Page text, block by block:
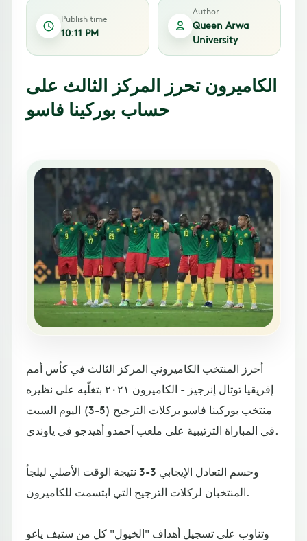
Publish time
10:11 PM
Author
Queen Arwa
University
الكاميرون تحرز المركز الثالث على
حساب بوركينا فاسو
أحرز المنتخب الكاميروني المركز الثالث في كأس أمم
إفريقيا توتال إنرجيز - الكاميرون ٢٠٢١ بتغلّبه على نظيره
منتخب بوركينا فاسو بركلات الترجيح (5-3) اليوم السبت
في المباراة الترتيبية على ملعب أحمدو أهيدجو في ياوندي.
وحسم التعادل الإيجابي 3-3 نتيجة الوقت الأصلي ليلجأ
المنتخبان لركلات الترجيح التي ابتسمت للكاميرون.
وتناوب على تسجيل أهداف "الخيول" كل من ستيف ياغو